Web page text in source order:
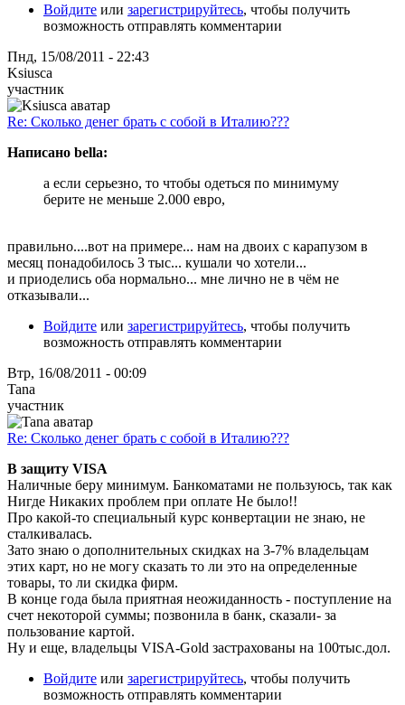
Войдите или зарегистрируйтесь, чтобы получить
возможность отправлять комментарии
Пнд, 15/08/2011 - 22:43
Ksiusca
участник
Re: Сколько денег брать с собой в Италию???
Написано bella:
а если серьезно, то чтобы одеться по минимуму
берите не меньше 2.000 евро,
правильно....вот на примере... нам на двоих с карапузом в
месяц понадобилось 3 тыс... кушали чо хотели...
и приоделись оба нормально... мне лично не в чём не
отказывали...
Войдите или зарегистрируйтесь, чтобы получить
возможность отправлять комментарии
Втр, 16/08/2011 - 00:09
Tana
участник
Re: Сколько денег брать с собой в Италию???
В защиту VISA
Наличные беру минимум. Банкоматами не пользуюсь, так как
Нигде Никаких проблем при оплате Не было!!
Про какой-то специальный курс конвертации не знаю, не
сталкивалась.
Зато знаю о дополнительных скидках на 3-7% владельцам
этих карт, но не могу сказать то ли это на определенные
товары, то ли скидка фирм.
В конце года была приятная неожиданность - поступление на
счет некоторой суммы; позвонила в банк, сказали- за
пользование картой.
Ну и еще, владельцы VISA-Gold застрахованы на 100тыс.дол.
Войдите или зарегистрируйтесь, чтобы получить
возможность отправлять комментарии